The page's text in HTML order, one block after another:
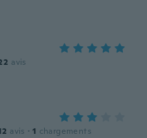
avis
avis · 1 chargements